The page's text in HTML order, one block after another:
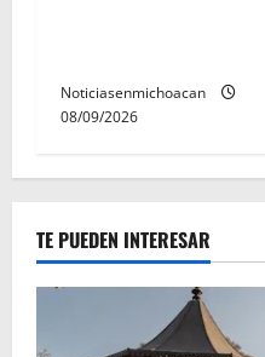
Noticiasenmichoacan
08/09/2026
TE PUEDEN INTERESAR